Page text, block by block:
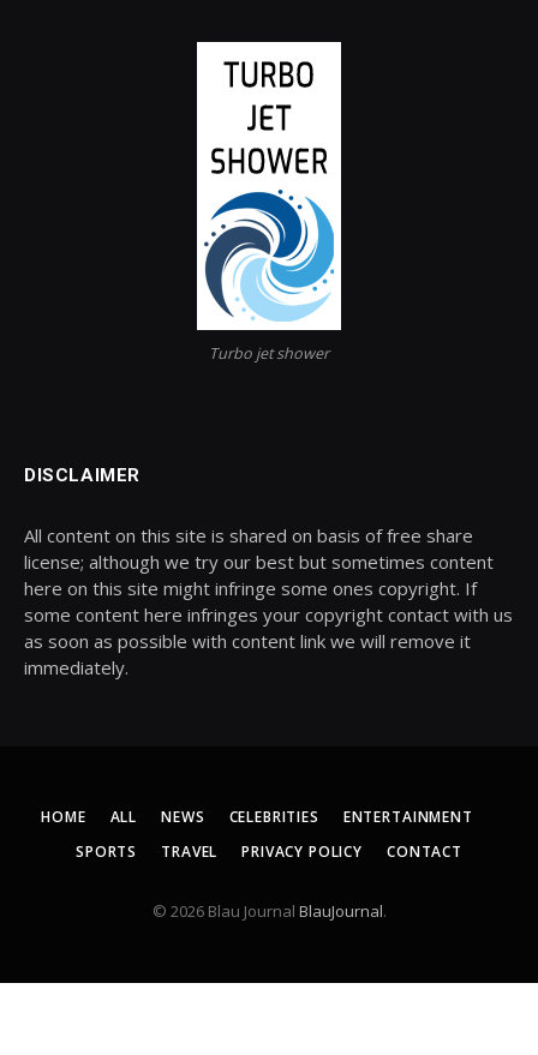
Turbo jet shower
DISCLAIMER
All content on this site is shared on basis of free share
license; although we try our best but sometimes content
here on this site might infringe some ones copyright. If
some content here infringes your copyright contact with us
as soon as possible with content link we will remove it
immediately.
HOME ALL NEWS CELEBRITIES
ENTERTAINMENT
SPORTS
TRAVEL PRIVACY POLICY CONTACT
© 2026 Blau Journal BlauJournal.